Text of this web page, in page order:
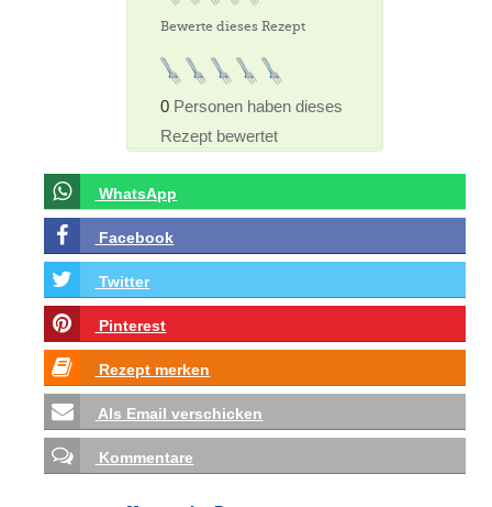
Bewerte dieses Rezept
0 Personen haben dieses
Rezept bewertet
WhatsApp
Facebook
Twitter
Pinterest
Rezept merken
Als Email verschicken
Kommentare